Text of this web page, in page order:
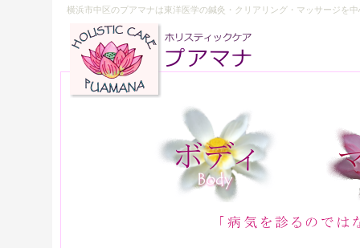
横浜市中区のプアマナは東洋医学の鍼灸・クリアリング・マッサージを